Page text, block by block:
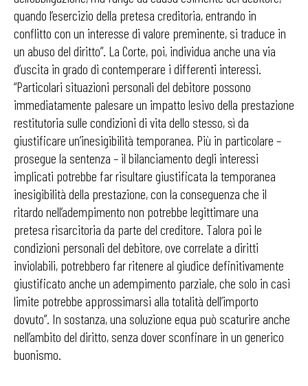
quando l’esercizio della pretesa creditoria, entrando in
conflitto con un interesse di valore preminente, si traduce in
un abuso del diritto”. La Corte, poi, individua anche una via
d’uscita in grado di contemperare i differenti interessi.
“Particolari situazioni personali del debitore possono
immediatamente palesare un impatto lesivo della prestazione
restitutoria sulle condizioni di vita dello stesso, sì da
giustificare un’inesigibilità temporanea. Più in particolare –
prosegue la sentenza – il bilanciamento degli interessi
implicati potrebbe far risultare giustificata la temporanea
inesigibilità della prestazione, con la conseguenza che il
ritardo nell’adempimento non potrebbe legittimare una
pretesa risarcitoria da parte del creditore. Talora poi le
condizioni personali del debitore, ove correlate a diritti
inviolabili, potrebbero far ritenere al giudice definitivamente
giustificato anche un adempimento parziale, che solo in casi
limite potrebbe approssimarsi alla totalità dell’importo
dovuto”. In sostanza, una soluzione equa può scaturire anche
nell’ambito del diritto, senza dover sconfinare in un generico
buonismo.